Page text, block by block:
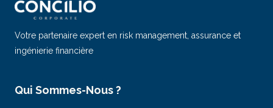
Votre partenaire expert en risk management, assurance et
ingénierie financière
Qui Sommes-Nous ?